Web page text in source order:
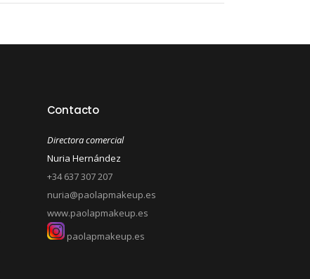
Contacto
Directora comercial
Nuria Hernández
+34 637 307 207
nuria@paolapmakeup.es
www.paolapmakeup.es
paolapmakeup.es